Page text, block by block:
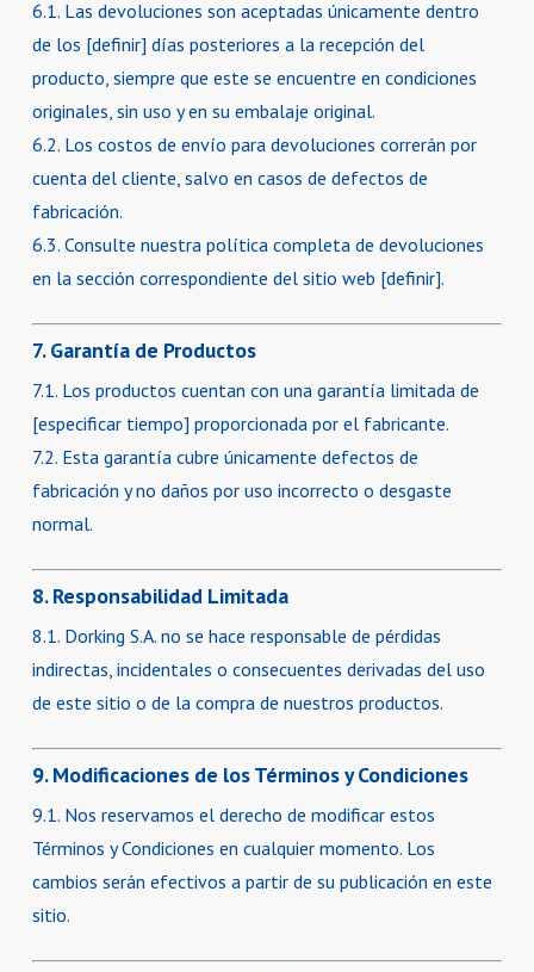
6.1. Las devoluciones son aceptadas únicamente dentro
de los [definir] días posteriores a la recepción del
producto, siempre que este se encuentre en condiciones
originales, sin uso y en su embalaje original.
6.2. Los costos de envío para devoluciones correrán por
cuenta del cliente, salvo en casos de defectos de
fabricación.
6.3. Consulte nuestra política completa de devoluciones
en la sección correspondiente del sitio web [definir].
7. Garantía de Productos
7.1. Los productos cuentan con una garantía limitada de
[especificar tiempo] proporcionada por el fabricante.
7.2. Esta garantía cubre únicamente defectos de
fabricación y no daños por uso incorrecto o desgaste
normal.
8. Responsabilidad Limitada
8.1. Dorking S.A. no se hace responsable de pérdidas
indirectas, incidentales o consecuentes derivadas del uso
de este sitio o de la compra de nuestros productos.
9. Modificaciones de los Términos y Condiciones
9.1. Nos reservamos el derecho de modificar estos
Términos y Condiciones en cualquier momento. Los
cambios serán efectivos a partir de su publicación en este
sitio.